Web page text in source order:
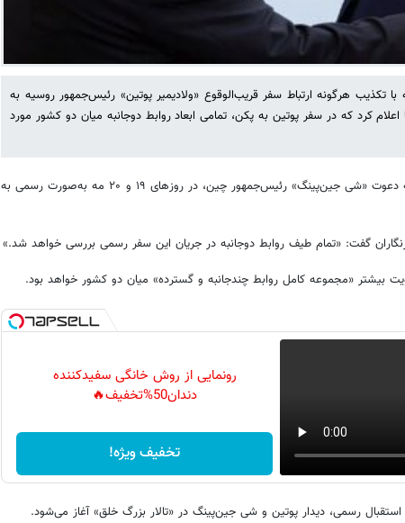
با تکذیب هرگونه ارتباط سفر قریب‌الوقوع «ولادیمیر پوتین» رئیس‌جمهور روسیه به
کرد که در سفر پوتین به پکن، تمامی ابعاد روابط دوجانبه میان دو کشور مورد
به گزارش خبرآنلاین، پوتین بنا به دعوت «شی جین‌پینگ» رئیس‌جمهور چین، در روزهای ۱۹ و ۲۰ مه به‌صورت رسمی به
گفت: «تمام طیف روابط دوجانبه در جریان این سفر رسمی بررسی خواهد شد.»
بیشتر «مجموعه کامل روابط چندجانبه و گسترده» میان دو کشور خواهد بود.
رونمایی از روش خانگی سفیدکننده
دندان50%تخفیف🔥
تخفیف ویژه!
رسمی، دیدار پوتین و شی جین‌پینگ در «تالار بزرگ خلق» آغاز می‌شود.